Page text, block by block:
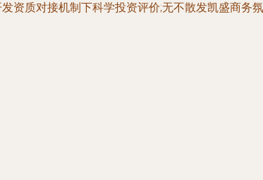
资质对接机制下科学投资评价;无不散发凯盛商务